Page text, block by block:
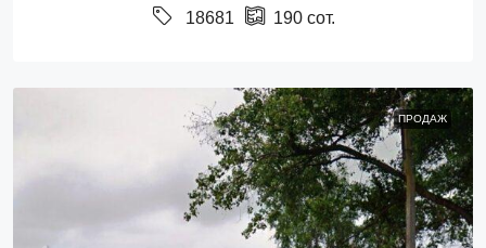
18681 190 сот.
ПРОДАЖ